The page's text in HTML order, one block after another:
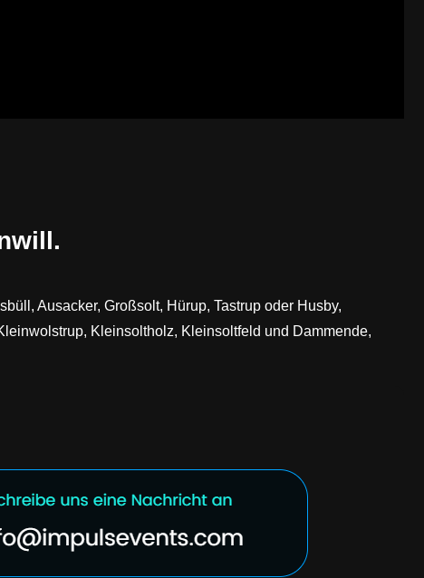
Ausacker, Großsolt, Hürup, Tastrup oder Husby,
Kleinsoltholz, Kleinsoltfeld und Dammende,